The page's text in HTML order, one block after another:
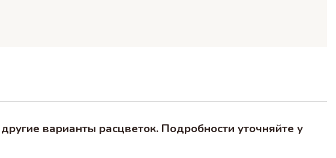
варианты расцветок. Подробности уточняйте у